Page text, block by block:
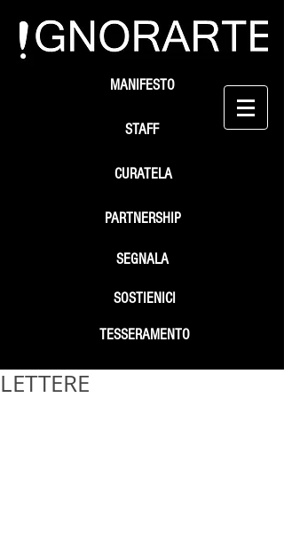
STAFF
SEGNALA
SOSTIENICI
MANIFESTO
PARTNERSHIP
TESSERAMENTO
CURATELA
LETTERE